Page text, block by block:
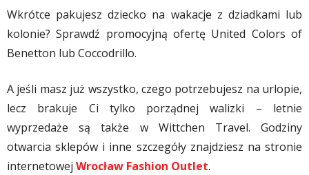
Wkrótce pakujesz dziecko na wakacje z dziadkami lub
kolonie? Sprawdź promocyjną ofertę United Colors of
Benetton lub Coccodrillo.
A jeśli masz już wszystko, czego potrzebujesz na urlopie,
lecz brakuje Ci tylko porządnej walizki – letnie
wyprzedaże są także w Wittchen Travel. Godziny
otwarcia sklepów i inne szczegóły znajdziesz na stronie
internetowej Wrocław Fashion Outlet.